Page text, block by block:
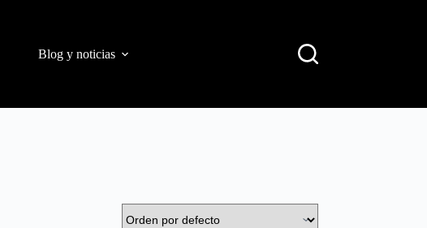
Blog y noticias